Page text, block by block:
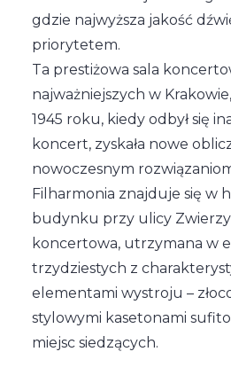
gdzie najwyższa jakość
priorytetem.
Ta prestiżowa sala
najważniejszych w
1945 roku, kiedy odbył się
koncert, zyskała nowe
nowoczesnym
Filharmonia znajduje się w
budynku przy ulicy
koncertowa, utrzymana w
trzydziestych z
elementami wystroju –
stylowymi kasetonami
miejsc siedzących.